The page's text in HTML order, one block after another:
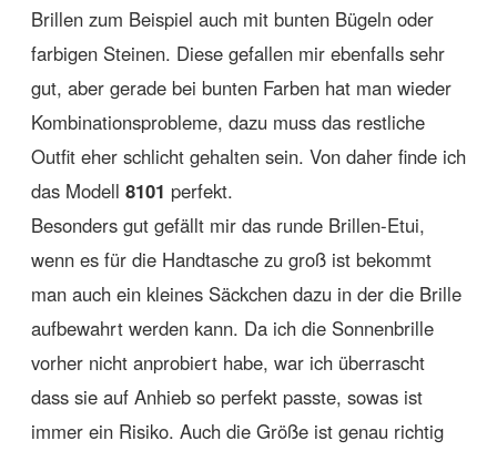
Brillen zum Beispiel auch mit bunten Bügeln oder
farbigen Steinen. Diese gefallen mir ebenfalls sehr
gut, aber gerade bei bunten Farben hat man wieder
Kombinationsprobleme, dazu muss das restliche
Outfit eher schlicht gehalten sein. Von daher finde ich
das Modell 8101 perfekt.
Besonders gut gefällt mir das runde Brillen-Etui,
wenn es für die Handtasche zu groß ist bekommt
man auch ein kleines Säckchen dazu in der die Brille
aufbewahrt werden kann. Da ich die Sonnenbrille
vorher nicht anprobiert habe, war ich überrascht
dass sie auf Anhieb so perfekt passte, sowas ist
immer ein Risiko. Auch die Größe ist genau richtig